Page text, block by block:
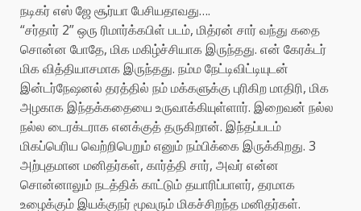
நடிகர் எஸ் ஜே சூர்யா பேசியதாவது….
“சர்தார் 2” ஒரு ரிமார்க்கபிள் படம், மித்ரன் சார் வந்து கதை
சொன்ன போதே, மிக மகிழ்ச்சியாக இருந்தது. என் கேரக்டர்
மிக வித்தியாசமாக இருந்தது. நம்ம நேட்டிவிட்டியுடன்
இன்டர்நேஷனல் தரத்தில் நம் மக்களுக்கு புரிகிற மாதிரி, மிக
அழகாக இந்தக்கதையை உருவாக்கியுள்ளார். இறைவன் நல்ல
நல்ல டைரக்டராக எனக்குத் தருகிறான். இந்தப்படம்
மிகப்பெரிய வெற்றிபெறும் எனும் நம்பிக்கை இருக்கிறது. 3
அற்புதமான மனிதர்கள், கார்த்தி சார், அவர் என்ன
சொன்னாலும் நடத்திக் காட்டும் தயாரிப்பாளர், தரமாக
உழைக்கும் இயக்குநர் மூவரும் மிகச்சிறந்த மனிதர்கள்.